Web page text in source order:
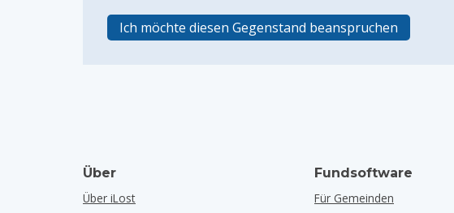
Ich möchte diesen Gegenstand beanspruchen
Über
Über iLost
Fundsoftware
Für Gemeinden